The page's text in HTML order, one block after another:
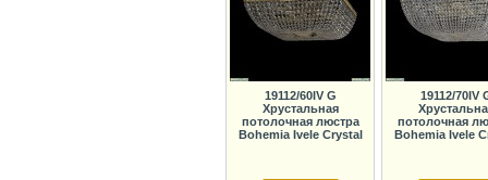
19112/60IV G
Хрустальная
потолочная люстра
Bohemia Ivele Crystal
19112/70IV
потолочная
Bohemia Ivele